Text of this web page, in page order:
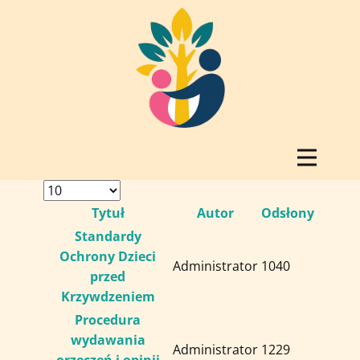
Tytuł Autor
Odsłony
Standardy
Ochrony Dzieci
przed
Krzywdzeniem
Administrator 1040
Procedura
wydawania
Administrator 1229